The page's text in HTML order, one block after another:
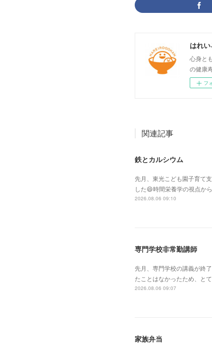
はれ
心身と
の健康
フ
関連記事
鉄とカルシウム
先月、東光こども園子育て
した😄時間栄養学の視点か
2026.08.06 09:10
専門学校非常勤講師
先月、専門学校の講義が終
たことはなかったため、と
2026.08.06 09:07
家族弁当